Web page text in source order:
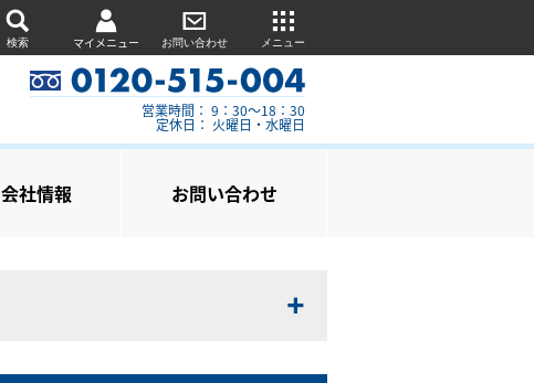
検索 マイメニュー お問い合わせ メニュー
営業時間： 9：30～18：30
定休日： 火曜日・水曜日
会社情報 お問い合わせ